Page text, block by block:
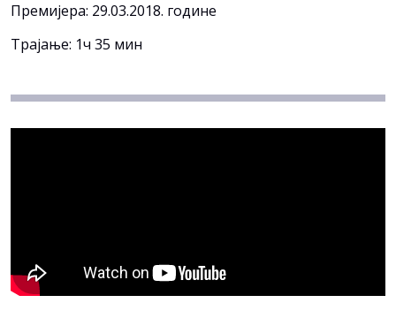
Премијера: 29.03.2018. године
Трајање: 1ч 35 мин